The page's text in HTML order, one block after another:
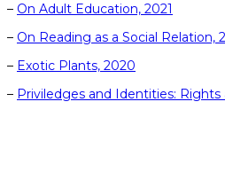
– On Adult Education, 2021
– On Reading as a Social Relation,
– Exotic Plants, 2020
– Priviledges and Identities: Rights